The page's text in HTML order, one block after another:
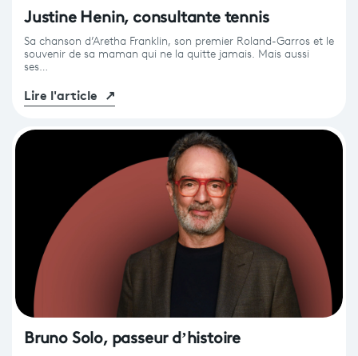
connexion
Avantages fidélité
Justine Henin, consultante tennis
Sa chanson d’Aretha Franklin, son premier Roland-Garros et le
souvenir de sa maman qui ne la quitte jamais. Mais aussi
ses…
Lire l'article ↗
Bruno Solo, passeur d’histoire